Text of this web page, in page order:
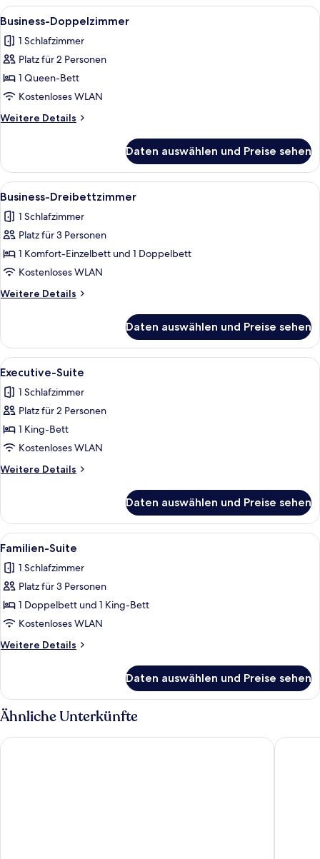
Alle
Fotos
für
Business-
Doppelzimmer
anzeigen
Ein modernes Hotelzimmer mit
10
Business-Doppelzimmer
1 Schlafzimmer
Platz für 2 Personen
1 Queen-Bett
Kostenloses WLAN
Weitere Details
Weitere
Doppelzimmer
Daten auswählen und Preise sehen
Alle
Fotos
für
Business-
Dreibettzimmer
anzeigen
Ein modernes Schlafzimmer mit
12
Business-Dreibettzimmer
1 Schlafzimmer
Platz für 3 Personen
1 Komfort-Einzelbett und 1 Doppelbett
Kostenloses WLAN
Weitere Details
Weitere
Dreibettzimmer
Daten auswählen und Preise sehen
Alle
Fotos
für
Executive-
Suite
anzeigen
Ein modernes Schlafzimmer mit
17
Executive-Suite
1 Schlafzimmer
Platz für 2 Personen
1 King-Bett
Kostenloses WLAN
Weitere Details
Weitere
Suite
Daten auswählen und Preise sehen
Alle
Fotos
für
Familien-
Suite
anzeigen
Ein modernes Schlafzimmer mit
19
Familien-Suite
1 Schlafzimmer
Platz für 3 Personen
1 Doppelbett und 1 King-Bett
Kostenloses WLAN
Weitere Details
Weitere
Suite
Daten auswählen und Preise sehen
Ähnliche Unterkünfte
Mitru Express Hotel